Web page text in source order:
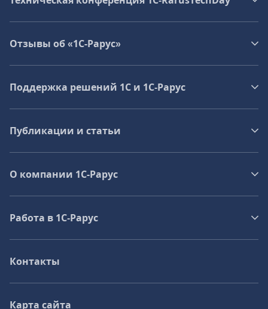
Отзывы об «1С-Рарус»
Поддержка решений 1С и 1С‑Рарус
Публикации и статьи
О компании 1C-Рарус
Работа в 1С‑Рарус
Контакты
Карта сайта